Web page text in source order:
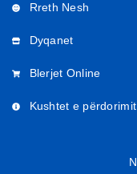
Rreth Nesh
Dyqanet
Blerjet Online
Kushtet e